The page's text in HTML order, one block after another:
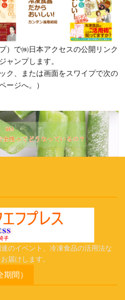
）で㈱日本アクセスの公開リンク
ャンプします。
ク、または画面をスワイプで次の
ージへ。）
のイベント、冷凍食品の活用法な
届けします。
間）